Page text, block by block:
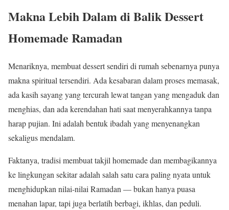
Makna Lebih Dalam di Balik Dessert
Homemade Ramadan
Menariknya, membuat dessert sendiri di rumah sebenarnya punya
makna spiritual tersendiri. Ada kesabaran dalam proses memasak,
ada kasih sayang yang tercurah lewat tangan yang mengaduk dan
menghias, dan ada kerendahan hati saat menyerahkannya tanpa
harap pujian. Ini adalah bentuk ibadah yang menyenangkan
sekaligus mendalam.
Faktanya, tradisi membuat takjil homemade dan membagikannya
ke lingkungan sekitar adalah salah satu cara paling nyata untuk
menghidupkan nilai-nilai Ramadan — bukan hanya puasa
menahan lapar, tapi juga berlatih berbagi, ikhlas, dan peduli.